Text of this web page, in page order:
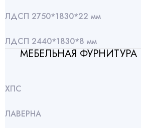
ЛДСП 2750*1830*22 мм
ЛДСП 2440*1830*8 мм
МЕБЕЛЬНАЯ ФУРНИТУРА
ХПС
ЛАВЕРНА